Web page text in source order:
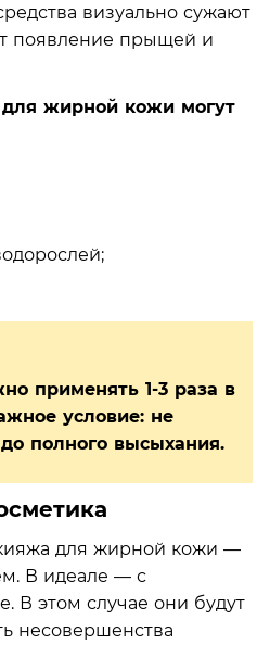
визуально сужают
появление прыщей и
жирной кожи могут
применять 1-3 раза в
условие: не
полного высыхания.
для жирной кожи —
В идеале — с
В этом случае они будут
несовершенства